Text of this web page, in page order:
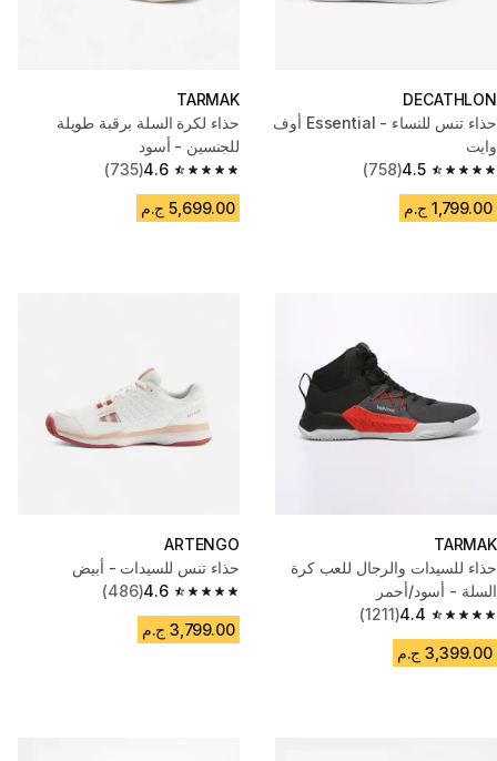
DECATHLON
حذاء تنس للنساء - Essential أوف
وايت
4.5
4.5 out of 5 stars from 758 reviews
(758)
1,799.00 ج.م
TARMAK
حذاء لكرة السلة برقبة طويلة
للجنسين - أسود
4.6
4.6 out of 5 stars from 735 reviews
(735)
5,699.00 ج.م
TARMAK
حذاء للسيدات والرجال للعب كرة
السلة - أسود/أحمر
4.4
4.4 out of 5 stars from 1211 reviews
(1211)
3,399.00 ج.م
ARTENGO
حذاء تنس للسيدات - أبيض
4.6
4.6 out of 5 stars from 486 reviews
(486)
3,799.00 ج.م